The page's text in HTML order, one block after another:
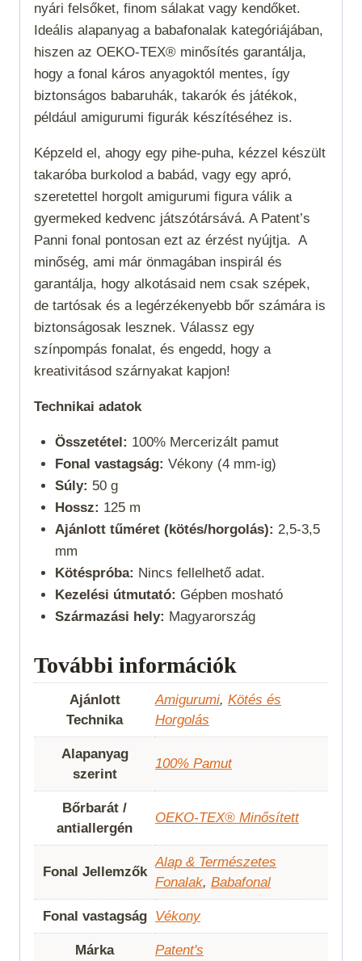
nyári felsőket, finom sálakat vagy kendőket.
Ideális alapanyag a babafonalak kategóriájában,
hiszen az OEKO-TEX® minősítés garantálja,
hogy a fonal káros anyagoktól mentes, így
biztonságos babaruhák, takarók és játékok,
például amigurumi figurák készítéséhez is.
Képzeld el, ahogy egy pihe-puha, kézzel készült
takaróba burkolod a babád, vagy egy apró,
szeretettel horgolt amigurumi figura válik a
gyermeked kedvenc játszótársává. A Patent’s
Panni fonal pontosan ezt az érzést nyújtja. A
minőség, ami már önmagában inspirál és
garantálja, hogy alkotásaid nem csak szépek,
de tartósak és a legérzékenyebb bőr számára is
biztonságosak lesznek. Válassz egy
színpompás fonalat, és engedd, hogy a
kreativitásod szárnyakat kapjon!
Technikai adatok
Összetétel: 100% Mercerizált pamut
Fonal vastagság: Vékony (4 mm-ig)
Súly: 50 g
Hossz: 125 m
Ajánlott tűméret (kötés/horgolás): 2,5-3,5
mm
Kötéspróba: Nincs fellelhető adat.
Kezelési útmutató: Gépben mosható
Származási hely: Magyarország
További információk
Ajánlott
Technika
Amigurumi, Kötés és
Horgolás
Alapanyag
szerint
100% Pamut
Bőrbarát /
antiallergén
OEKO-TEX® Minősített
Fonal Jellemzők
Alap & Természetes
Fonalak, Babafonal
Fonal vastagság Vékony
Márka Patent's